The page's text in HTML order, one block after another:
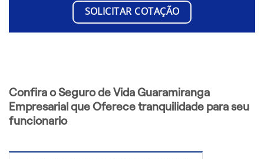
SOLICITAR COTAÇÃO
Confira o Seguro de Vida Guaramiranga
Empresarial que Oferece tranquilidade para seu
funcionario